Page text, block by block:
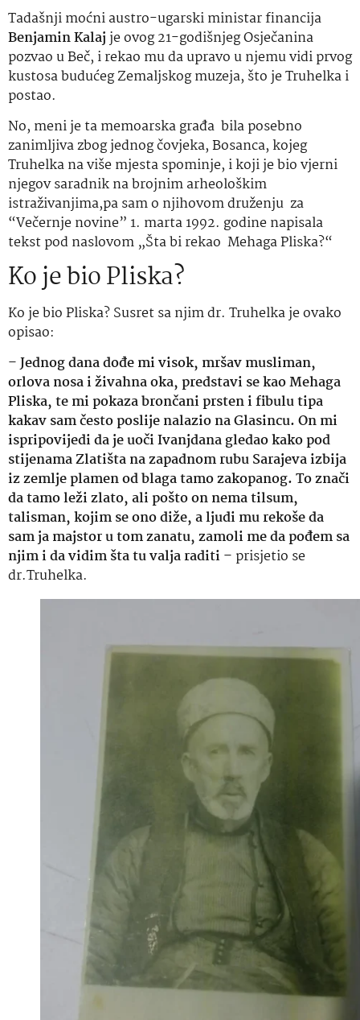
Tadašnji moćni austro-ugarski ministar financija
Benjamin Kalaj je ovog 21-godišnjeg Osječanina
pozvao u Beč, i rekao mu da upravo u njemu vidi prvog
kustosa budućeg Zemaljskog muzeja, što je Truhelka i
postao.
No, meni je ta memoarska građa bila posebno
zanimljiva zbog jednog čovjeka, Bosanca, kojeg
Truhelka na više mjesta spominje, i koji je bio vjerni
njegov saradnik na brojnim arheološkim
istraživanjima,pa sam o njihovom druženju za
“Večernje novine” 1. marta 1992. godine napisala
tekst pod naslovom „Šta bi rekao Mehaga Pliska?“
Ko je bio Pliska?
Ko je bio Pliska? Susret sa njim dr. Truhelka je ovako
opisao:
–Jednog dana dođe mi visok, mršav musliman,
orlova nosa i živahna oka, predstavi se kao Mehaga
Pliska, te mi pokaza brončani prsten i fibulu tipa
kakav sam često poslije nalazio na Glasincu. On mi
ispripovijedi da je uoči Ivanjdana gledao kako pod
stijenama Zlatišta na zapadnom rubu Sarajeva izbija
iz zemlje plamen od blaga tamo zakopanog. To znači
da tamo leži zlato, ali pošto on nema tilsum,
talisman, kojim se ono diže, a ljudi mu rekoše da
sam ja majstor u tom zanatu, zamoli me da pođem sa
njim i da vidim šta tu valja raditi– prisjetio se
dr.Truhelka.